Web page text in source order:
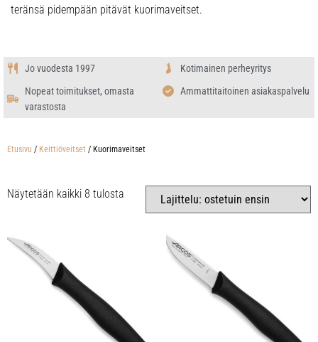
teränsä pidempään pitävät kuorimaveitset.
Jo vuodesta 1997
Kotimainen perheyritys
Nopeat toimitukset, omasta
varastosta
Ammattitaitoinen asiakaspalvelu
Etusivu / Keittiöveitset / Kuorimaveitset
Näytetään kaikki 8 tulosta